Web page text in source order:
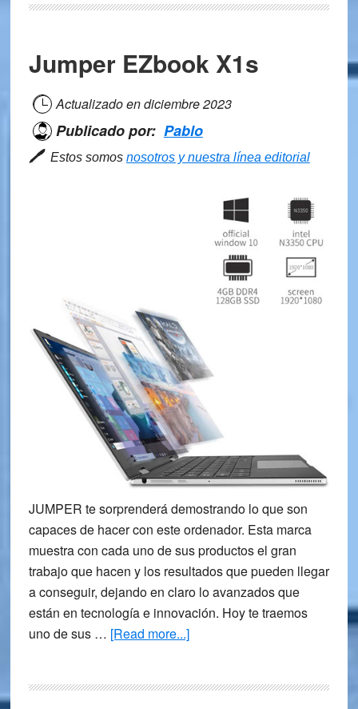
ANSTA
S6
–
Opiniones
Análsis
Jumper EZbook X1s
Actualizado endiciembre 2023
Publicado por: Pablo
🖊 Estos somos nosotros y nuestra línea editorial
JUMPER te sorprenderá demostrando lo que son
capaces de hacer con este ordenador. Esta marca
muestra con cada uno de sus productos el gran
trabajo que hacen y los resultados que pueden llegar
a conseguir, dejando en claro lo avanzados que
están en tecnología e innovación. Hoy te traemos
uno de sus … [Read more...]about
X1s